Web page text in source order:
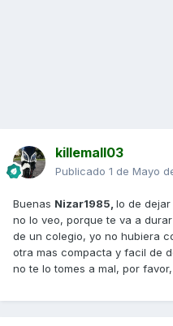
killemall03
Publicado 1 de Mayo
Buenas Nizar1985, lo de
no lo veo, porque te va a
de un colegio, yo no hubiera
otra mas compacta y facil de
no te lo tomes a mal, por